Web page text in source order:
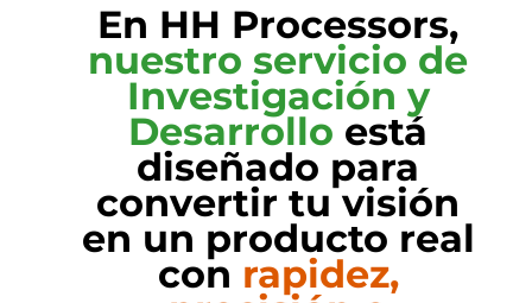
En HH Processors,
nuestro servicio de
Investigación y
Desarrollo está
diseñado para
convertir tu visión
en un producto real
con rapidez,